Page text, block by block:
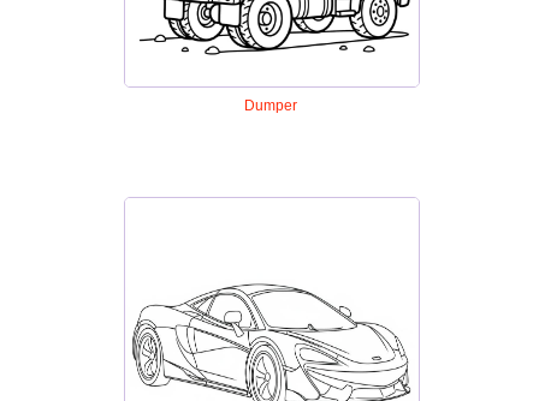
Dumper